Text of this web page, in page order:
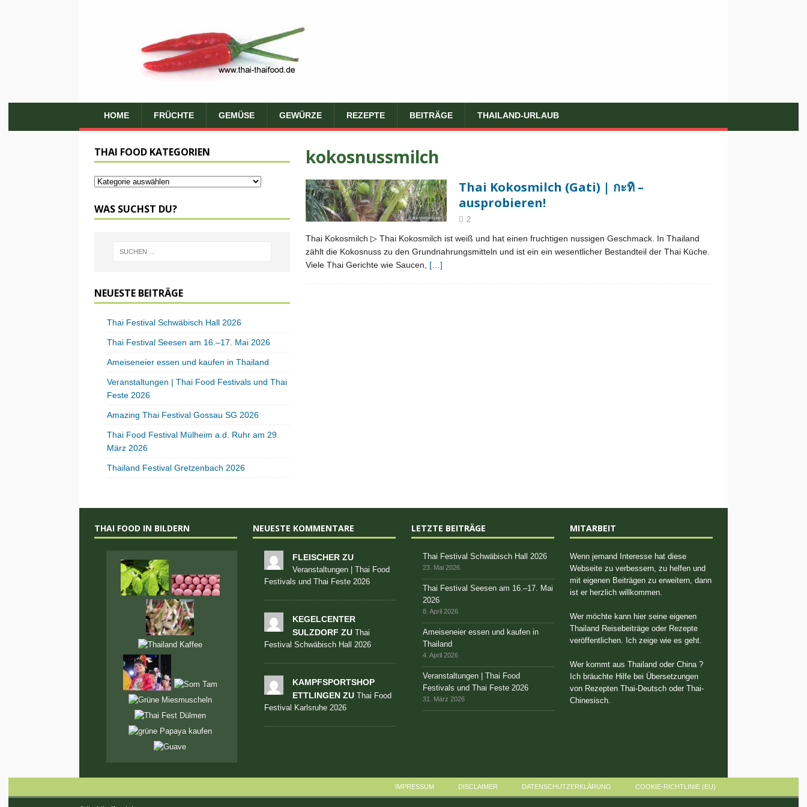
HOME FRÜCHTE GEMÜSE GEWÜRZE REZEPTE BEITRÄGE THAILAND-URLAUB
kokosnussmilch
Thai Kokosmilch (Gati) | กะทิ –
ausprobieren!
2
Thai Kokosmilch ▷ Thai Kokosmilch ist weiß und hat einen fruchtigen nussigen Geschmack. In Thailand
zählt die Kokosnuss zu den Grundnahrungsmitteln und ist ein ein wesentlicher Bestandteil der Thai Küche.
Viele Thai Gerichte wie Saucen, […]
THAI FOOD KATEGORIEN
WAS SUCHST DU?
NEUESTE BEITRÄGE
Thai Festival Schwäbisch Hall 2026
Thai Festival Seesen am 16.–17. Mai 2026
Ameiseneier essen und kaufen in Thailand
Veranstaltungen | Thai Food Festivals und Thai
Feste 2026
Amazing Thai Festival Gossau SG 2026
Thai Food Festival Mülheim a.d. Ruhr am 29.
März 2026
Thailand Festival Gretzenbach 2026
THAI FOOD IN BILDERN NEUESTE KOMMENTARE
FLEISCHER ZU
Veranstaltungen | Thai Food
Festivals und Thai Feste 2026
KEGELCENTER
SULZDORF ZUThai
Festival Schwäbisch Hall 2026
KAMPFSPORTSHOP
ETTLINGEN ZUThai Food
Festival Karlsruhe 2026
LETZTE BEITRÄGE
Thai Festival Schwäbisch Hall 2026
23. Mai 2026
Thai Festival Seesen am 16.–17. Mai
2026
8. April 2026
Ameiseneier essen und kaufen in
Thailand
4. April 2026
Veranstaltungen | Thai Food
Festivals und Thai Feste 2026
31. März 2026
MITARBEIT
Wenn jemand Interesse hat diese
Webseite zu verbessern, zu helfen und
mit eigenen Beiträgen zu erweitern, dann
ist er herzlich willkommen.
Wer möchte kann hier seine eigenen
Thailand Reisebeiträge oder Rezepte
veröffentlichen. Ich zeige wie es geht.
Wer kommt aus Thailand oder China ?
Ich bräuchte Hilfe bei Übersetzungen
von Rezepten Thai-Deutsch oder Thai-
Chinesisch.
IMPRESSUM DISCLAIMER DATENSCHUTZERKLÄRUNG COOKIE-RICHTLINIE (EU)